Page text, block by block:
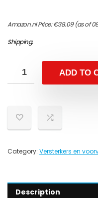
Amazon.nl Price:€38.09(as of
Shipping.
ADD TO
Category: Versterkers en
Description